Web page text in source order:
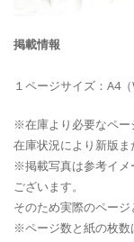
掲載情報
１ページサイズ：A4（
※在庫より必要なペー
在庫状況により新版ま
※掲載写真は参考イメ
ございます。
そのため実際のページ
※ページ数と紙の枚数